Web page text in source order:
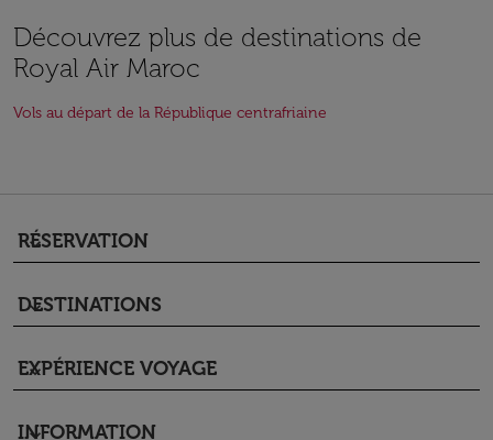
Découvrez plus de destinations de
Royal Air Maroc
Vols au départ de la République centrafriaine
RÉSERVATION
keyboard_arrow_down
DESTINATIONS
keyboard_arrow_down
EXPÉRIENCE VOYAGE
keyboard_arrow_down
INFORMATION
keyboard_arrow_down